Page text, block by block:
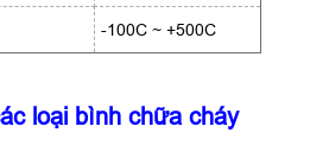
-100C ~ +500C
loại bình chữa cháy